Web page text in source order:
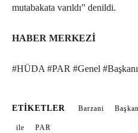
mutabakata varıldı” denildi.
HABER MERKEZİ
#HÜDA #PAR #Genel
ETIKETLER Barzani
ile PAR